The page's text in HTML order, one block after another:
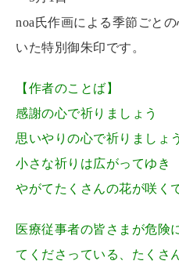
noa氏作画による季節ごと
いた特別御朱印です。
【作者のことば】
感謝の心で祈りましょう
思いやりの心で祈りましょう
小さな祈りは広がってゆき
やがてたくさんの花が咲く
医療従事者の皆さまが危険
てくださっている、たくさ